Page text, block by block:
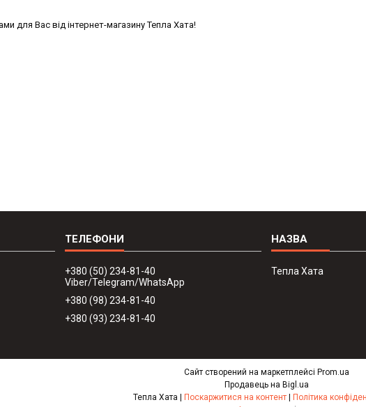
для Вас від інтернет-магазину Тепла Хата!
+380 (50) 234-81-40
Viber/Telegram/WhatsApp
+380 (98) 234-81-40
+380 (93) 234-81-40
Тепла Хата
Сайт створений на маркетплейсі Prom.ua
Продавець на Bigl.ua
Поскаржитися на контент
Політика